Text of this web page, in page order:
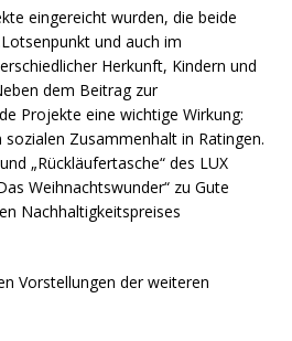
eingereicht wurden, die beide
und auch im
Herkunft, Kindern und
dem Beitrag zur
Projekte eine wichtige Wirkung:
Zusammenhalt in Ratingen.
„Rückläufertasche“ des LUX
Weihnachtswunder“ zu Gute
Nachhaltigkeitspreises
Vorstellungen der weiteren